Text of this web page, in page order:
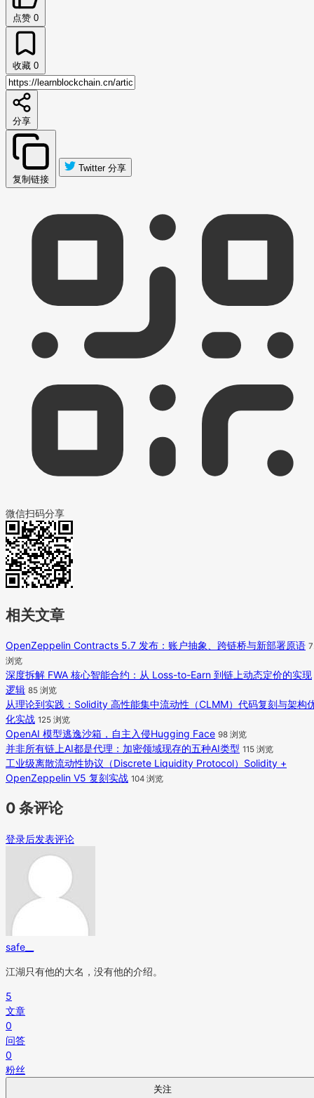
点赞 0
收藏 0
分享
复制链接
Twitter 分享
微信扫码分享
相关文章
OpenZeppelin Contracts 5.7 发布：账户抽象、跨链桥与新部署原语
浏览
深度拆解 FWA 核心智能合约：从 Loss-to-Earn 到链上动态定价的实现
逻辑 85 浏览
从理论到实践：Solidity 高性能集中流动性（CLMM）代码复刻与架构
化实战 125 浏览
OpenAI 模型逃逸沙箱，自主入侵Hugging Face 98 浏览
并非所有链上AI都是代理：加密领域现存的五种AI类型 115 浏览
工业级离散流动性协议（Discrete Liquidity Protocol）Solidity +
OpenZeppelin V5 复刻实战 104 浏览
0 条评论
登录后发表评论
safe__
江湖只有他的大名，没有他的介绍。
5
文章
0
问答
0
粉丝
关注